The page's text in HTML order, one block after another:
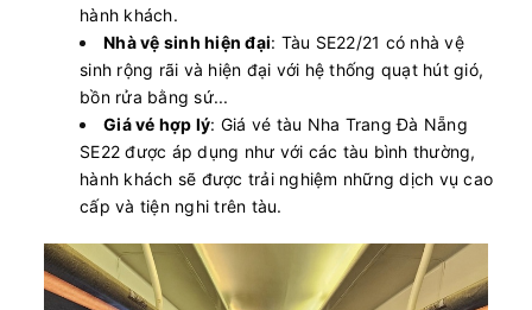
hành khách.
Nhà vệ sinh hiện đại: Tàu SE22/21 có nhà vệ
sinh rộng rãi và hiện đại với hệ thống quạt hút gió,
bồn rửa bằng sứ...
Giá vé hợp lý: Giá vé tàu Nha Trang Đà Nẵng
SE22 được áp dụng như với các tàu bình thường,
hành khách sẽ được trải nghiệm những dịch vụ cao
cấp và tiện nghi trên tàu.